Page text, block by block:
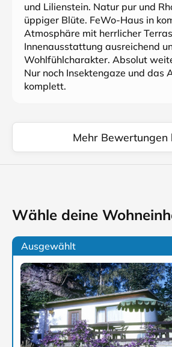
und Lilienstein. Natur pur und
üppiger Blüte. FeWo-Haus in
Atmosphäre mit herrlicher
Innenausstattung ausreichend
Wohlfühlcharakter. Absolut
Nur noch Insektengaze und das
komplett.
Mehr Bewertungen
Wähle deine
Ausgewählt